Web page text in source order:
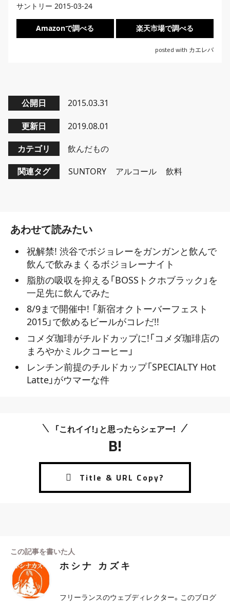
posted with カエレバ
サントリー 2015-03-24
Amazonで調べる 楽天市場で調べる
公開日 2015.03.31
更新日 2019.08.01
カテゴリ 飲んだもの
関連タグ SUNTORY アルコール 飲料
あわせて読みたい
祝解禁! 渋谷でボジョレーをガンガンと飲んで
飲んで飲みまくるボジョレーナイト
脂肪の吸収を抑える「BOSSトクホブラック」を
一足先に飲んでみた
8/9まで開催中! 「新宿オクトーバーフェスト
2015」で飲めるビールがコレだ!!
コメダ珈琲がチルドカップに!「コメダ珈琲店の
まろやかミルクコーヒー」
レンチン前提のチルドカップ「SPECIALTY Hot
Latte」がウマーな件
「これイイ!」と思ったらシェアー!
B!
この記事を書いた人
ホシナ カズキ
フリーランスのウェブディレクター。このブログ